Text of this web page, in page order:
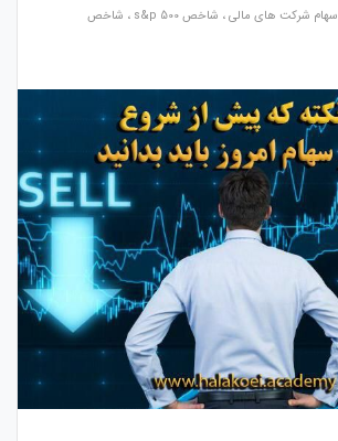
سهام شرکت های مالی، شاخص s&p 500 ، شاخص